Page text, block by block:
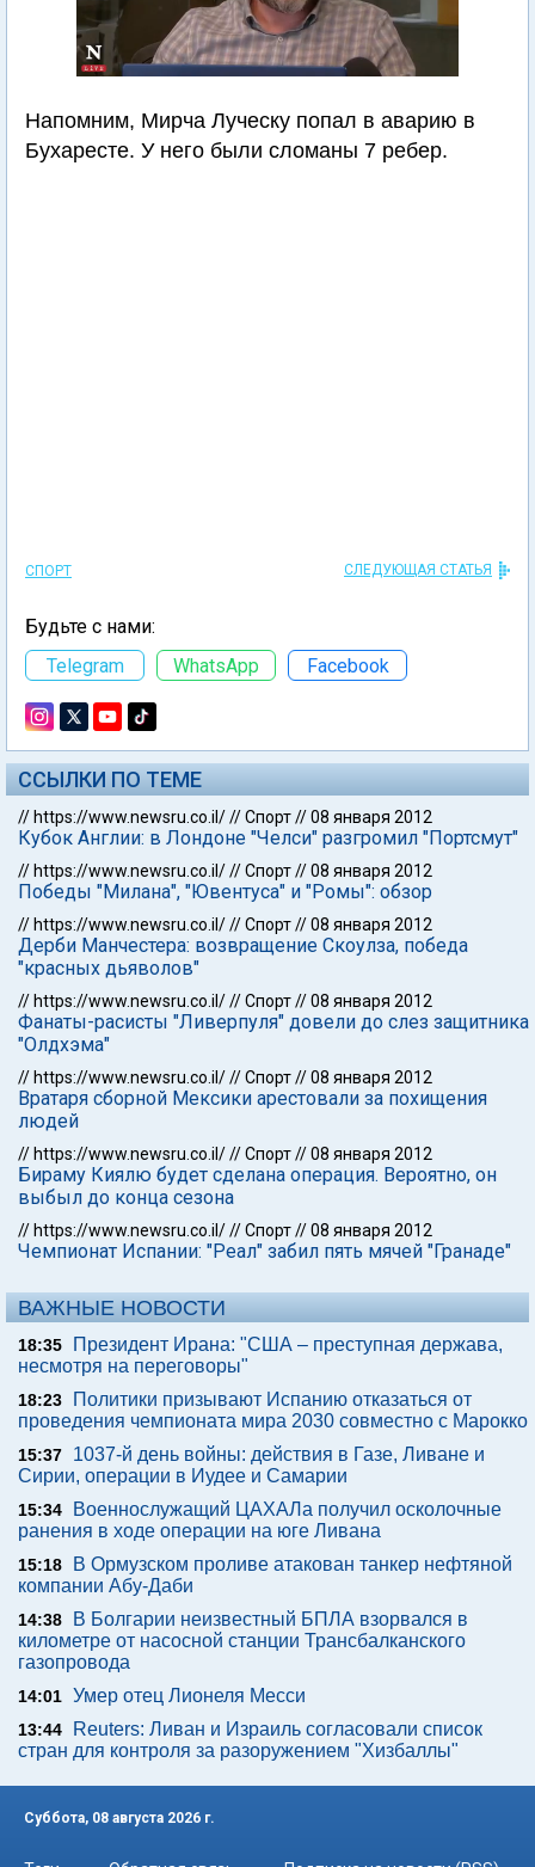
Напомним, Мирча Луческу попал в аварию в
Бухаресте. У него были сломаны 7 ребер.
СПОРТ СЛЕДУЮЩАЯ СТАТЬЯ
Будьте с нами:
Telegram
WhatsApp Facebook
ССЫЛКИ ПО ТЕМЕ
// https://www.newsru.co.il///Спорт//08 января 2012
Кубок Англии: в Лондоне "Челси" разгромил "Портсмут"
// https://www.newsru.co.il///Спорт//08 января 2012
Победы "Милана", "Ювентуса" и "Ромы": обзор
// https://www.newsru.co.il///Спорт//08 января 2012
Дерби Манчестера: возвращение Скоулза, победа
"красных дьяволов"
// https://www.newsru.co.il///Спорт//08 января 2012
Фанаты-расисты "Ливерпуля" довели до слез защитника
"Олдхэма"
// https://www.newsru.co.il///Спорт//08 января 2012
Вратаря сборной Мексики арестовали за похищения
людей
// https://www.newsru.co.il///Спорт//08 января 2012
Бираму Киялю будет сделана операция. Вероятно, он
выбыл до конца сезона
// https://www.newsru.co.il///Спорт//08 января 2012
Чемпионат Испании: "Реал" забил пять мячей "Гранаде"
ВАЖНЫЕ НОВОСТИ
18:35
Президент Ирана: "США – преступная держава,
несмотря на переговоры"
18:23
Политики призывают Испанию отказаться от
проведения чемпионата мира 2030 совместно с Марокко
15:37
1037-й день войны: действия в Газе, Ливане и
Сирии, операции в Иудее и Самарии
15:34
Военнослужащий ЦАХАЛа получил осколочные
ранения в ходе операции на юге Ливана
15:18
В Ормузском проливе атакован танкер нефтяной
компании Абу-Даби
14:38
В Болгарии неизвестный БПЛА взорвался в
километре от насосной станции Трансбалканского
газопровода
14:01 Умер отец Лионеля Месси
13:44
Reuters: Ливан и Израиль согласовали список
стран для контроля за разоружением "Хизбаллы"
Суббота, 08 августа 2026 г.